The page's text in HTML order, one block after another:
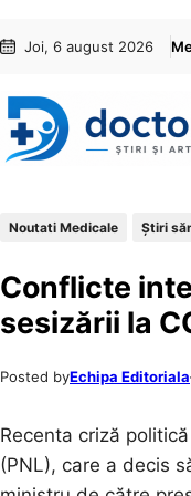
conținut
content
Joi, 6 august 2026
Noutati Medicale Ştiri
Conflicte
sesizării la
Posted byEchipa Editoriala
Recenta criză
(PNL), care a decis